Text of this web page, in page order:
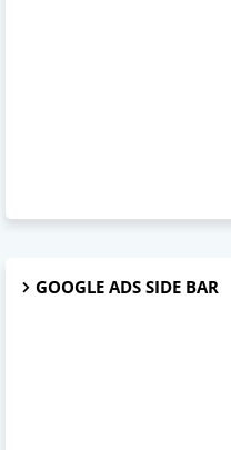
GOOGLE ADS SIDE BAR